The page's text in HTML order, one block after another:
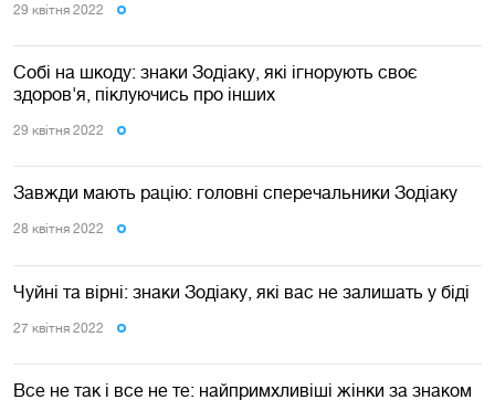
29 квiтня 2022
Собі на шкоду: знаки Зодіаку, які ігнорують своє
здоров'я, піклуючись про інших
29 квiтня 2022
Завжди мають рацію: головні сперечальники Зодіаку
28 квiтня 2022
Чуйні та вірні: знаки Зодіаку, які вас не залишать у біді
27 квiтня 2022
Все не так і все не те: найпримхливіші жінки за знаком